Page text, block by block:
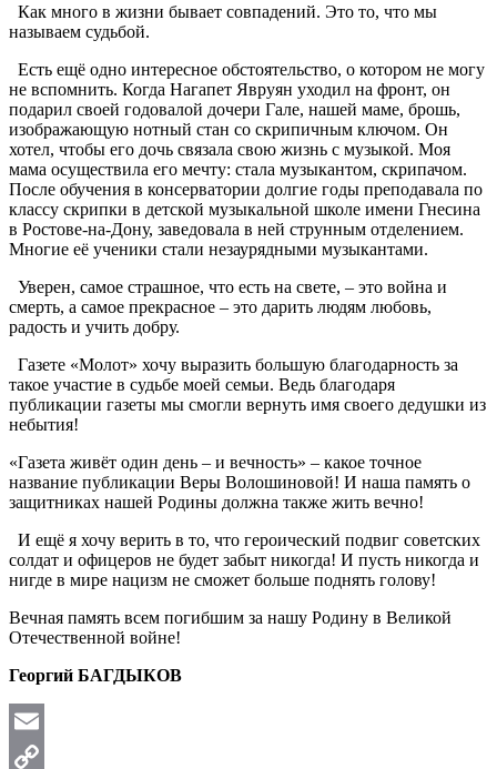
Как много в жизни бывает совпадений. Это то, что мы
называем судьбой.
Есть ещё одно интересное обстоятельство, о котором не могу
не вспомнить. Когда Нагапет Явруян уходил на фронт, он
подарил своей годовалой дочери Гале, нашей маме, брошь,
изображающую нотный стан со скрипичным ключом. Он
хотел, чтобы его дочь связала свою жизнь с музыкой. Моя
мама осуществила его мечту: стала музыкантом, скрипачом.
После обучения в консерватории долгие годы преподавала по
классу скрипки в детской музыкальной школе имени Гнесина
в Ростове-на-Дону, заведовала в ней струнным отделением.
Многие её ученики стали незаурядными музыкантами.
Уверен, самое страшное, что есть на свете, – это война и
смерть, а самое прекрасное – это дарить людям любовь,
радость и учить добру.
Газете «Молот» хочу выразить большую благодарность за
такое участие в судьбе моей семьи. Ведь благодаря
публикации газеты мы смогли вернуть имя своего дедушки из
небытия!
«Газета живёт один день – и вечность» – какое точное
название публикации Веры Волошиновой! И наша память о
защитниках нашей Родины должна также жить вечно!
И ещё я хочу верить в то, что героический подвиг советских
солдат и офицеров не будет забыт никогда! И пусть никогда и
нигде в мире нацизм не сможет больше поднять голову!
Вечная память всем погибшим за нашу Родину в Великой
Отечественной войне!
Георгий БАГДЫКОВ
Email